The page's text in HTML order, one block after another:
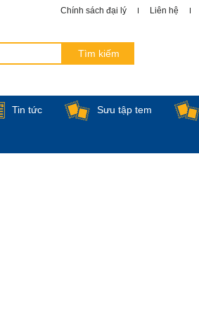
Chính sách đại lý Liên hệ
Tin tức Sưu tập tem